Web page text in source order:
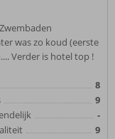
was zo koud (eerste
Verder is hotel top !
8
9
-
9